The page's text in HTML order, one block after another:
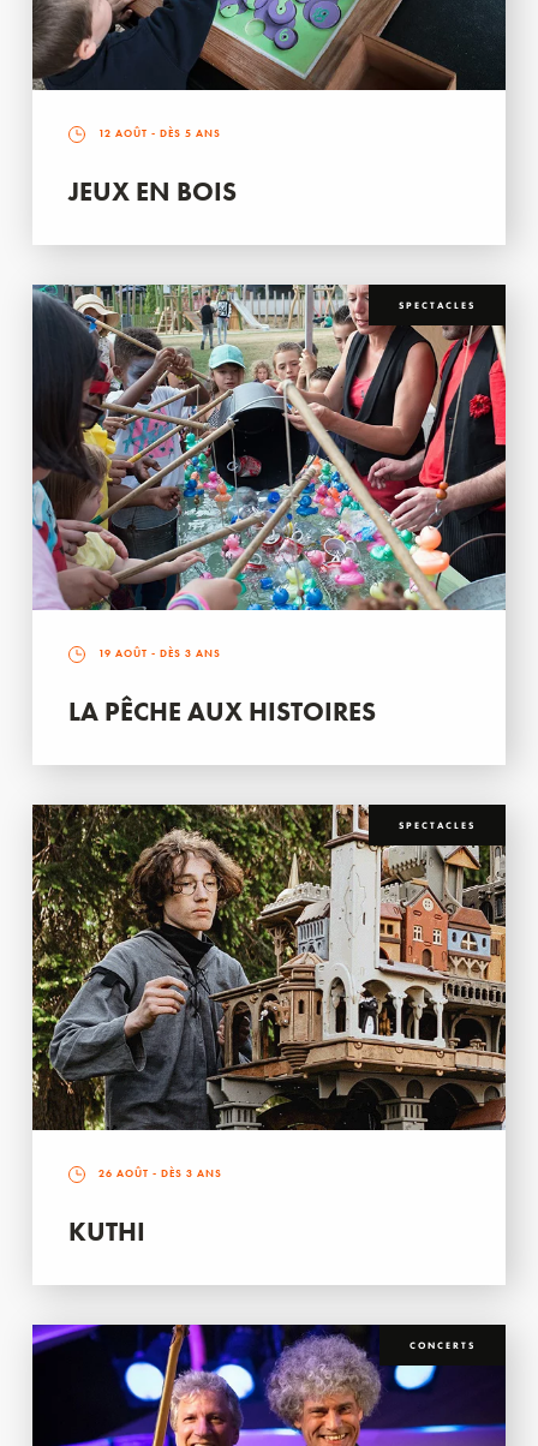
12 AOÛT - DÈS 5 ANS
JEUX EN BOIS
SPECTACLES
19 AOÛT - DÈS 3 ANS
LA PÊCHE AUX HISTOIRES
SPECTACLES
26 AOÛT - DÈS 3 ANS
KUTHI
CONCERTS